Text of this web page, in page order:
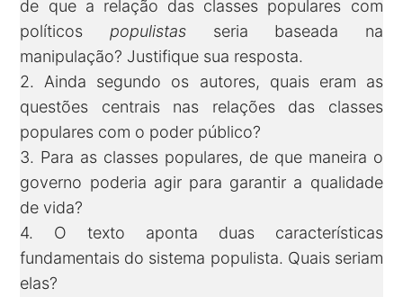
de que a relação das classes populares com
políticos populistasseria baseada na
manipulação? Justifique sua resposta.
2. Ainda segundo os autores, quais eram as
questões centrais nas relações das classes
populares com o poder público?
3. Para as classes populares, de que maneira o
governo poderia agir para garantir a qualidade
de vida?
4. O texto aponta duas características
fundamentais do sistema populista. Quais seriam
elas?